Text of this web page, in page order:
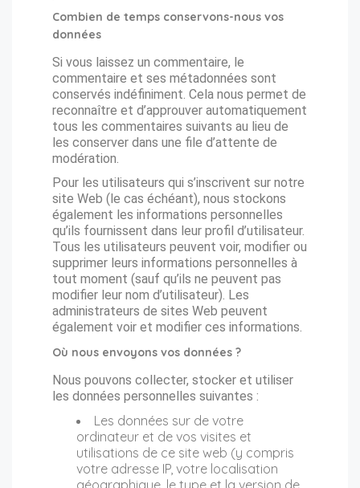
Combien de temps conservons-nous vos
données
Si vous laissez un commentaire, le
commentaire et ses métadonnées sont
conservés indéfiniment. Cela nous permet de
reconnaître et d’approuver automatiquement
tous les commentaires suivants au lieu de
les conserver dans une file d’attente de
modération.
Pour les utilisateurs qui s’inscrivent sur notre
site Web (le cas échéant), nous stockons
également les informations personnelles
qu’ils fournissent dans leur profil d’utilisateur.
Tous les utilisateurs peuvent voir, modifier ou
supprimer leurs informations personnelles à
tout moment (sauf qu’ils ne peuvent pas
modifier leur nom d’utilisateur). Les
administrateurs de sites Web peuvent
également voir et modifier ces informations.
Où nous envoyons vos données ?
Nous pouvons collecter, stocker et utiliser
les données personnelles suivantes :
Les données sur de votre
ordinateur et de vos visites et
utilisations de ce site web (y compris
votre adresse IP, votre localisation
géographique, le type et la version de